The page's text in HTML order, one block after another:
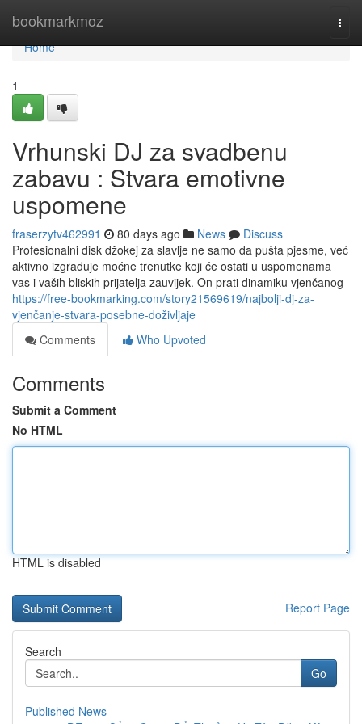
bookmarkmoz
Home
Home
1
Vrhunski DJ za svadbenu
zabavu : Stvara emotivne
uspomene
fraserzytv462991 80 days ago News
Discuss
Profesionalni disk džokej za slavlje ne samo da pušta pjesme, već
aktivno izgrađuje moćne trenutke koji će ostati u uspomenama
vas i vaših bliskih prijatelja zauvijek. On prati dinamiku vjenčanog
https://free-bookmarking.com/story21569619/najbolji-dj-za-
vjenčanje-stvara-posebne-doživljaje
Comments
Who Upvoted
Comments
Submit a Comment
No HTML
HTML is disabled
Report Page
Search
Go
Published News